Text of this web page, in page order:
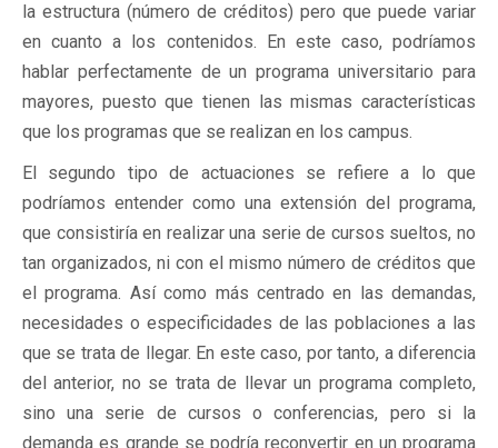
la estructura (número de créditos) pero que puede variar
en cuanto a los contenidos. En este caso, podríamos
hablar perfectamente de un programa universitario para
mayores, puesto que tienen las mismas características
que los programas que se realizan en los campus.
El segundo tipo de actuaciones se refiere a lo que
podríamos entender como una extensión del programa,
que consistiría en realizar una serie de cursos sueltos, no
tan organizados, ni con el mismo número de créditos que
el programa. Así como más centrado en las demandas,
necesidades o especificidades de las poblaciones a las
que se trata de llegar. En este caso, por tanto, a diferencia
del anterior, no se trata de llevar un programa completo,
sino una serie de cursos o conferencias, pero si la
demanda es grande se podría reconvertir en un programa